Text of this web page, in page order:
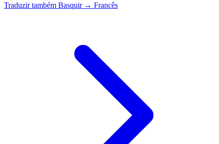
Traduzir também Basquir → Francês